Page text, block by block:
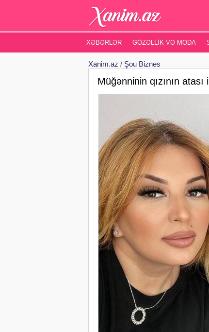
XƏBƏRLƏR GÖZƏLLIK VƏ MODA
Xanim.az / Şou Biznes
Müğənninin qızının